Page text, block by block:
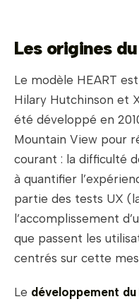
Les origines
Le modèle HEART
Hilary Hutchinson et
été développé en
Mountain View pour
courant : la difficulté
à quantifier
partie des tests UX
l’accomplissement
que passent les
centrés sur cette
Le développement